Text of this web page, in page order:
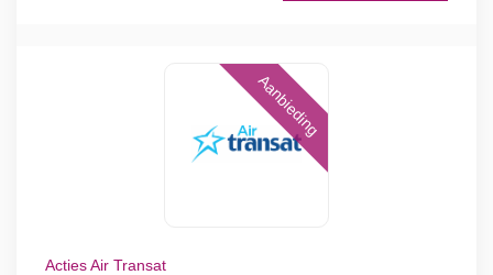
Aanbieding
Acties Air Transat